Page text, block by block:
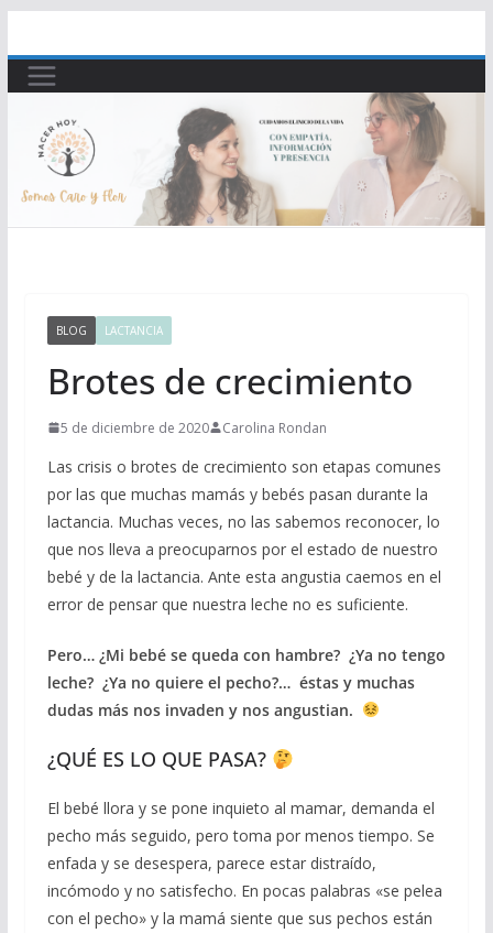
al
contenido
BLOG LACTANCIA
Brotes de crecimiento
5 de diciembre de 2020 Carolina Rondan
Las crisis o brotes de crecimiento son etapas comunes
por las que muchas mamás y bebés pasan durante la
lactancia. Muchas veces, no las sabemos reconocer, lo
que nos lleva a preocuparnos por el estado de nuestro
bebé y de la lactancia. Ante esta angustia caemos en el
error de pensar que nuestra leche no es suficiente.
Pero… ¿Mi bebé se queda con hambre? ¿Ya no tengo
leche? ¿Ya no quiere el pecho?… éstas y muchas
dudas más nos invaden y nos angustian.
¿QUÉ ES LO QUE PASA?
El bebé llora y se pone inquieto al mamar, demanda el
pecho más seguido, pero toma por menos tiempo. Se
enfada y se desespera, parece estar distraído,
incómodo y no satisfecho. En pocas palabras «se pelea
con el pecho» y la mamá siente que sus pechos están